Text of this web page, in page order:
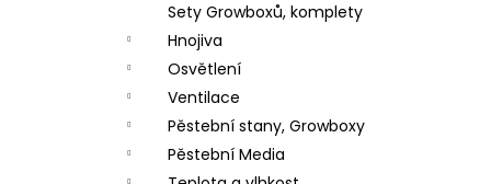
Sety Growboxů, komplety
Hnojiva
Osvětlení
Ventilace
Pěstební stany, Growboxy
Pěstební Media